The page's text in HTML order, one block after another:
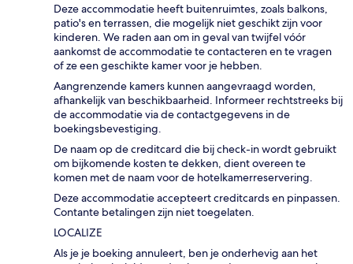
Deze accommodatie heeft buitenruimtes, zoals balkons,
patio's en terrassen, die mogelijk niet geschikt zijn voor
kinderen. We raden aan om in geval van twijfel vóór
aankomst de accommodatie te contacteren en te vragen
of ze een geschikte kamer voor je hebben.
Aangrenzende kamers kunnen aangevraagd worden,
afhankelijk van beschikbaarheid. Informeer rechtstreeks bij
de accommodatie via de contactgegevens in de
boekingsbevestiging.
De naam op de creditcard die bij check-in wordt gebruikt
om bijkomende kosten te dekken, dient overeen te
komen met de naam voor de hotelkamerreservering.
Deze accommodatie accepteert creditcards en pinpassen.
Contante betalingen zijn niet toegelaten.
LOCALIZE
Als je je boeking annuleert, ben je onderhevig aan het